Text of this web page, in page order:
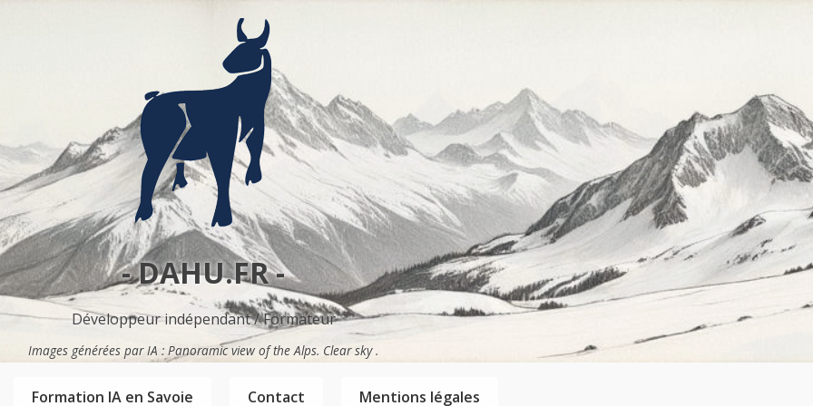
- DAHU.FR -
Développeur indépendant / Formateur
Images générées par IA : Panoramic view of the Alps. Clear sky .
Formation IA en Savoie Contact Mentions légales